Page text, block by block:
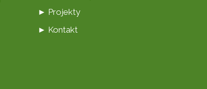
► Projekty
► Kontakt